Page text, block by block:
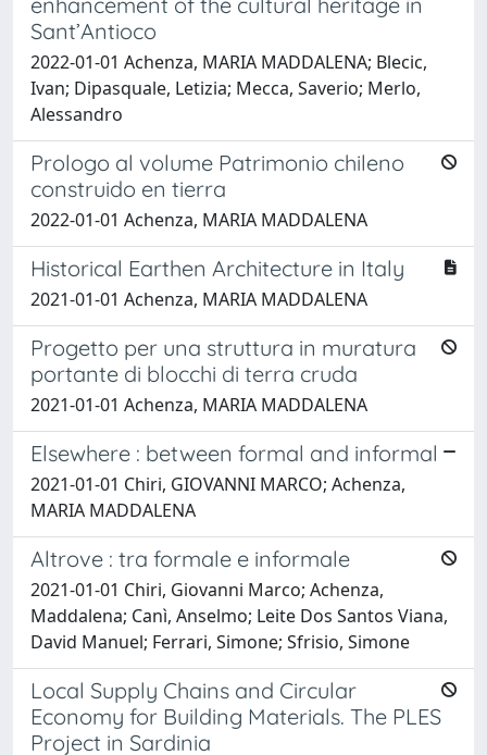
Sant’Antioco
2022-01-01 Achenza, MARIA MADDALENA; Blecic,
Ivan; Dipasquale, Letizia; Mecca, Saverio; Merlo,
Alessandro
Prologo al volume Patrimonio chileno
construido en tierra
2022-01-01 Achenza, MARIA MADDALENA
Historical Earthen Architecture in Italy
2021-01-01 Achenza, MARIA MADDALENA
Progetto per una struttura in muratura
portante di blocchi di terra cruda
2021-01-01 Achenza, MARIA MADDALENA
Elsewhere : between formal and informal
2021-01-01 Chiri, GIOVANNI MARCO; Achenza,
MARIA MADDALENA
Altrove : tra formale e informale
2021-01-01 Chiri, Giovanni Marco; Achenza,
Maddalena; Canì, Anselmo; Leite Dos Santos Viana,
David Manuel; Ferrari, Simone; Sfrisio, Simone
Local Supply Chains and Circular
Economy for Building Materials. The PLES
Project in Sardinia